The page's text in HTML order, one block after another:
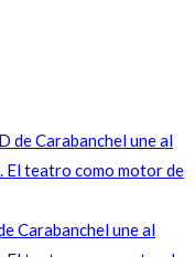
Carabanchel une al